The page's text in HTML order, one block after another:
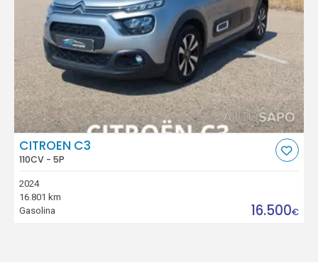
CITROEN C3
110CV - 5P
2024
16.801 km
Gasolina
16.500€